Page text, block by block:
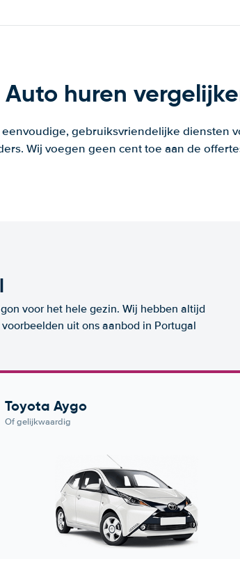
Auto huren
gebruiksvriendelijke diensten
Wij voegen geen cent toe aan de
voor het hele gezin. Wij hebben altijd
uit ons aanbod in Portugal
Toyota Aygo
Of gelijkwaardig